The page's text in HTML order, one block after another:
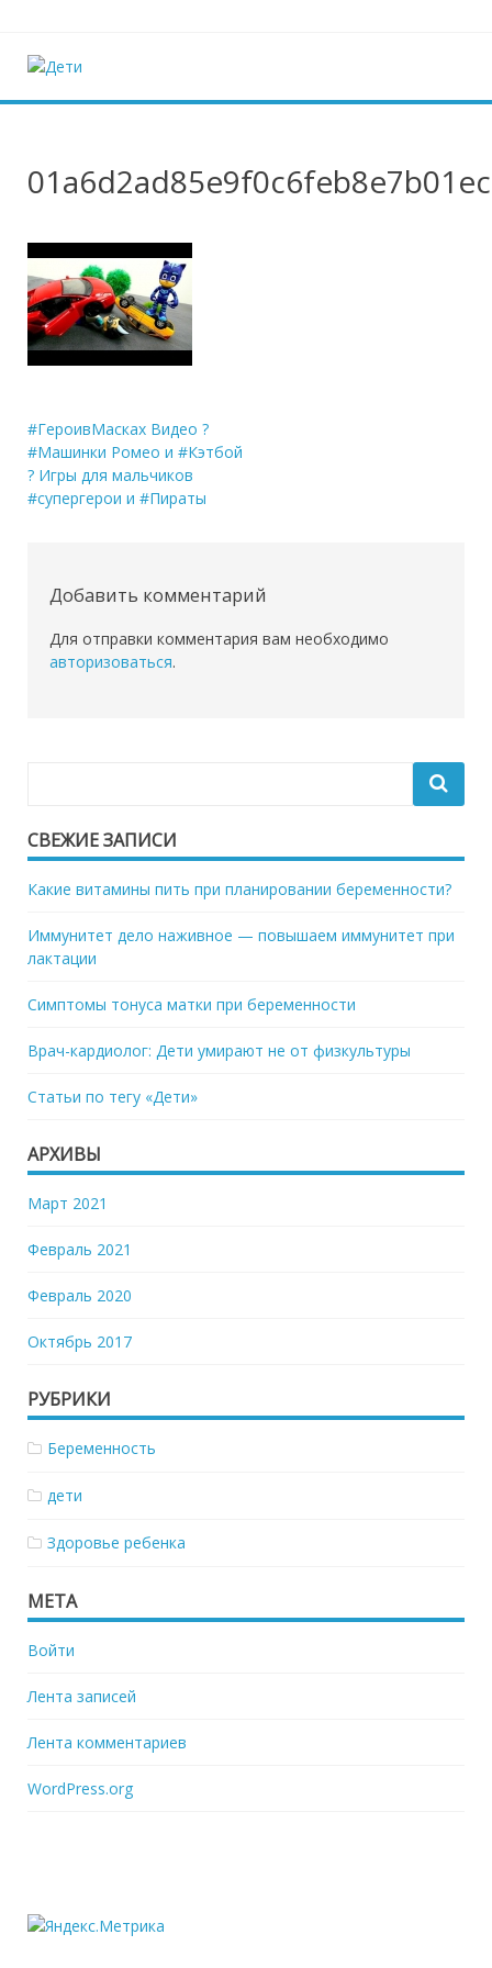
Дети
Навигация
по
записям
#ГероивМасках Видео ?
#Машинки Ромео и #Кэтбой
? Игры для мальчиков
#супергерои и #Пираты
Добавить комментарий
Для отправки комментария вам необходимо
авторизоваться.
СВЕЖИЕ ЗАПИСИ
Какие витамины пить при планировании беременности?
Иммунитет дело наживное — повышаем иммунитет при
лактации
Симптомы тонуса матки при беременности
Врач-кардиолог: Дети умирают не от физкультуры
Статьи по тегу «Дети»
АРХИВЫ
Март 2021
Февраль 2021
Февраль 2020
Октябрь 2017
РУБРИКИ
Беременность
дети
Здоровье ребенка
МЕТА
Войти
Лента записей
Лента комментариев
WordPress.org